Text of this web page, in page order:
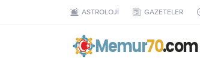
ASTROLOJİ GAZETELER